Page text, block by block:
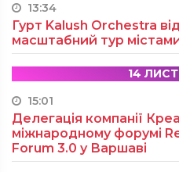
13:34
Гурт Kalush Orchestra
масштабний тур
14
15:01
Делегація компанії
міжнародному форумі
Forum 3.0 у Варшаві